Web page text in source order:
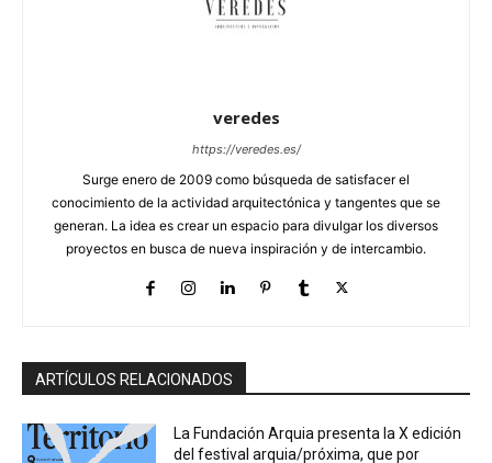
veredes
https://veredes.es/
Surge enero de 2009 como búsqueda de satisfacer el
conocimiento de la actividad arquitectónica y tangentes que se
generan. La idea es crear un espacio para divulgar los diversos
proyectos en busca de nueva inspiración y de intercambio.
ARTÍCULOS RELACIONADOS
La Fundación Arquia presenta la X edición
del festival arquia/próxima, que por